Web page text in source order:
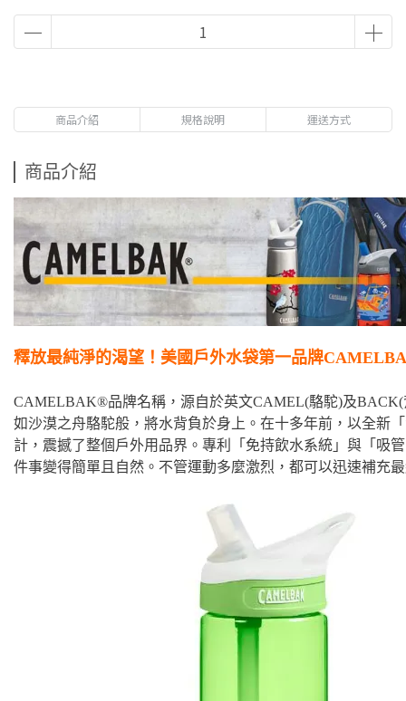
商品介紹 規格說明 運送方式
商品介紹
釋放最純淨的渴望！美國戶外水袋第一品牌
CAMELBAK®品牌名稱，源自於英文CAMEL(駱駝)及BACK(
如沙漠之舟駱駝般，將水背負於身上。在十多年前，以全新
計，震撼了整個戶外用品界。專利「免持飲水系統」與「吸
件事變得簡單且自然。不管運動多麼激烈，都可以迅速補充